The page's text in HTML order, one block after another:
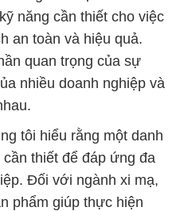
năng cần thiết cho việc
an toàn và hiệu quả.
quan trọng của sự
nhiều doanh nghiệp và
tôi hiểu rằng một danh
thiết để đáp ứng đa
Đối với ngành xi mạ,
phẩm giúp thực hiện